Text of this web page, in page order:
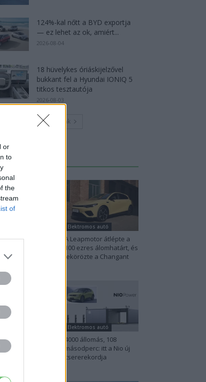
or
to
the
of
124%-kal nőtt a BYD exportja
— ez lehet az ok, amiért...
2026-08-04
18 hüvelykes óriáskijelzővel
bukkant fel a Hyundai IONIQ 5
titkos tesztautója
2026-08-03
Továbbiak
cikkek
határt
hiba az
Elektromos autó
A Leapmotor átlépte a
100 ezres álomhatárt, és
lekörözte a Changant
450
hatótáv –
Elektromos autó
4000 állomás, 108
másodperc: itt a Nio új
csererekordja